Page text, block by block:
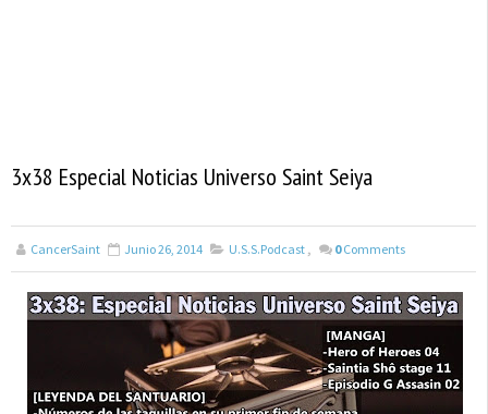
3x38 Especial Noticias Universo Saint Seiya
CancerSaint Junio 26, 2014 U.S.S.Podcast , 0 Comments